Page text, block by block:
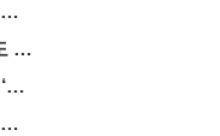
참좋은여행, 임윤찬 협연 관람 포함 "미동부·캐나다" 패키지 출시
하나투어 H-AI, KT "마이케이티"에도 탑재
한진그룹 5개 항공사, 목소리로 전한 ‘재능기부’
대한항공, 여름 성수기 ‘스마트 출국’ 꿀팁 3가지 공개